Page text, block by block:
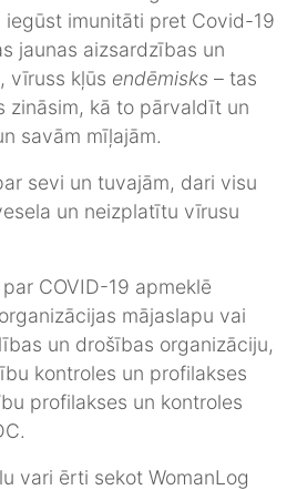
iegūst imunitāti pret Covid-19
jaunas aizsardzības un
vīruss kļūs endēmisks – tas
zināsim, kā to pārvaldīt un
savām mīļajām.
sevi un tuvajām, dari visu
un neizplatītu vīrusu
COVID-19 apmeklē
mājaslapu vai
un drošības organizāciju,
kontroles un profilakses
profilakses un kontroles
vari ērti sekot WomanLog